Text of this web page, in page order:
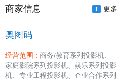
商家信息 更多
奥图码
经营范围： 商务/教育系列投影机、
家庭影院系列投影机、娱乐系列投影
机、专业工程投影机、企业合作系列